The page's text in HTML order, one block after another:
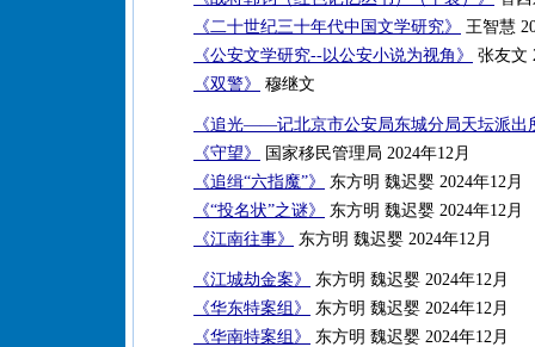
《二十世纪三十年代中国文学研究》
王智慧
《公安文学研究--以公安小说为视角》
张友文
《双警》
穆继文
《追光——记北京市公安局东城分局天坛派出
《守望》
国家移民管理局 2024年12月
《追缉“六指魔”》
东方明 魏迟婴 2024年12月
《“投名状”之谜》
东方明 魏迟婴 2024年12月
《江南往事》
东方明 魏迟婴 2024年12月
《江城劫金案》
东方明 魏迟婴 2024年12月
《华东特案组》
东方明 魏迟婴 2024年12月
《华南特案组》
东方明 魏迟婴 2024年12月